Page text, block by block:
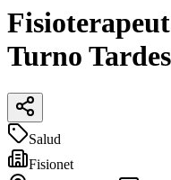
Turno Tardes
Salud
Fisionet